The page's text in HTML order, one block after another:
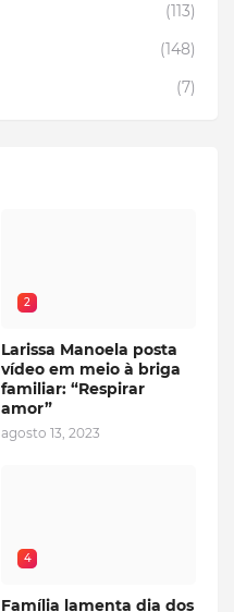
(113)
(148)
(7)
2
Larissa Manoela posta
vídeo em meio à briga
familiar: “Respirar
amor”
agosto 13, 2023
4
Família lamenta dia dos